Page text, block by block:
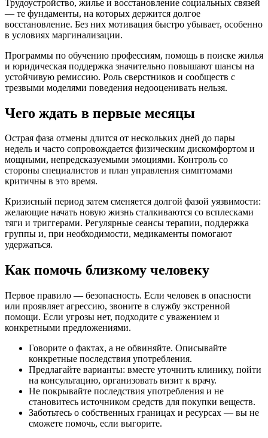
Трудоустройство, жилье и восстановление социальных связей
— те фундаменты, на которых держится долгое
восстановление. Без них мотивация быстро убывает, особенно
в условиях маргинализации.
Программы по обучению профессиям, помощь в поиске жилья
и юридическая поддержка значительно повышают шансы на
устойчивую ремиссию. Роль сверстников и сообществ с
трезвыми моделями поведения недооценивать нельзя.
Чего ждать в первые месяцы
Острая фаза отмены длится от нескольких дней до пары
недель и часто сопровождается физическим дискомфортом и
мощными, непредсказуемыми эмоциями. Контроль со
стороны специалистов и план управления симптомами
критичны в это время.
Кризисный период затем сменяется долгой фазой уязвимости:
желающие начать новую жизнь сталкиваются со всплесками
тяги и триггерами. Регулярные сеансы терапии, поддержка
группы и, при необходимости, медикаменты помогают
удержаться.
Как помочь близкому человеку
Первое правило — безопасность. Если человек в опасности
или проявляет агрессию, звоните в службу экстренной
помощи. Если угрозы нет, подходите с уважением и
конкретными предложениями.
Говорите о фактах, а не обвиняйте. Описывайте
конкретные последствия употребления.
Предлагайте варианты: вместе уточнить клинику, пойти
на консультацию, организовать визит к врачу.
Не покрывайте последствия употребления и не
становитесь источником средств для покупки веществ.
Заботьтесь о собственных границах и ресурсах — вы не
сможете помочь, если выгорите.